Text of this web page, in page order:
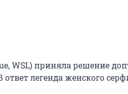
WSL) приняла решение
легенда женского